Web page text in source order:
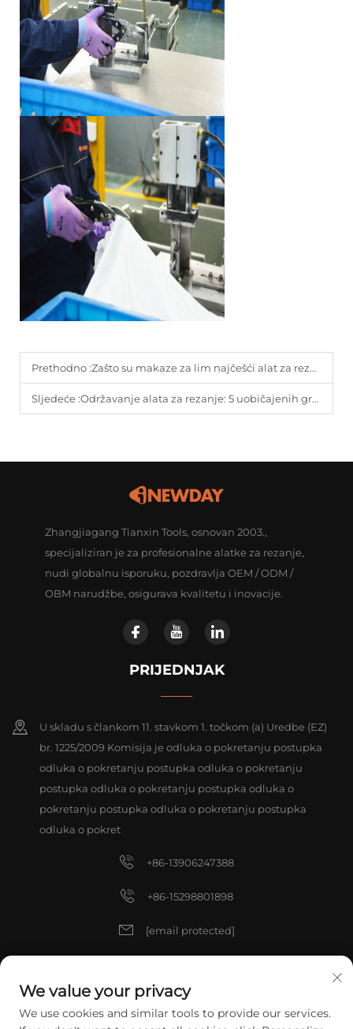
Prethodno :Zašto su makaze za lim najčešći alat za rezanje lima?
Sljedeće :Održavanje alata za rezanje: 5 uobičajenih grešaka koje smanjuju životni vijek alata (i kako ih popraviti)
Zhangjiagang Tianxin Tools, osnovan 2003.,
specijaliziran je za profesionalne alatke za rezanje,
nudi globalnu isporuku, pozdravlja OEM / ODM /
OBM narudžbe, osigurava kvalitetu i inovacije.
PRIJEDNJAK
U skladu s člankom 11. stavkom 1. točkom (a) Uredbe (EZ)
br. 1225/2009 Komisija je odluka o pokretanju postupka
odluka o pokretanju postupka odluka o pokretanju
postupka odluka o pokretanju postupka odluka o
pokretanju postupka odluka o pokretanju postupka
odluka o pokret
+86-13906247388
+86-15298801898
[email protected]
Autorska prava © 2025 China ZHANGJIAGANG TIANXIN TOOLS CO.,
We value your privacy
We use cookies and similar tools to provide our services.